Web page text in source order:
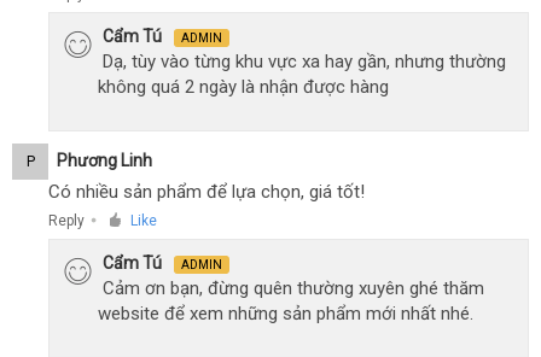
Cẩm Tú ADMIN
Dạ, tùy vào từng khu vực xa hay gần, nhưng thường
không quá 2 ngày là nhận được hàng
P Phương Linh
Có nhiều sản phẩm để lựa chọn, giá tốt!
Reply ● Like
Cẩm Tú ADMIN
Cảm ơn bạn, đừng quên thường xuyên ghé thăm
website để xem những sản phẩm mới nhất nhé.